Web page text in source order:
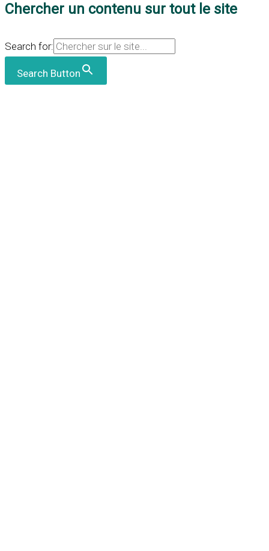
Chercher un contenu sur tout le site
Search for:
Search Button